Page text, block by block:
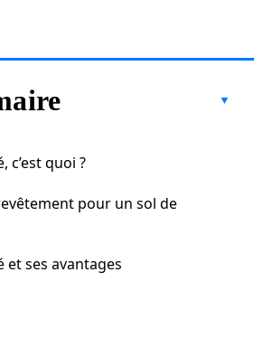
c’est quoi ?
pour un sol de
et ses avantages